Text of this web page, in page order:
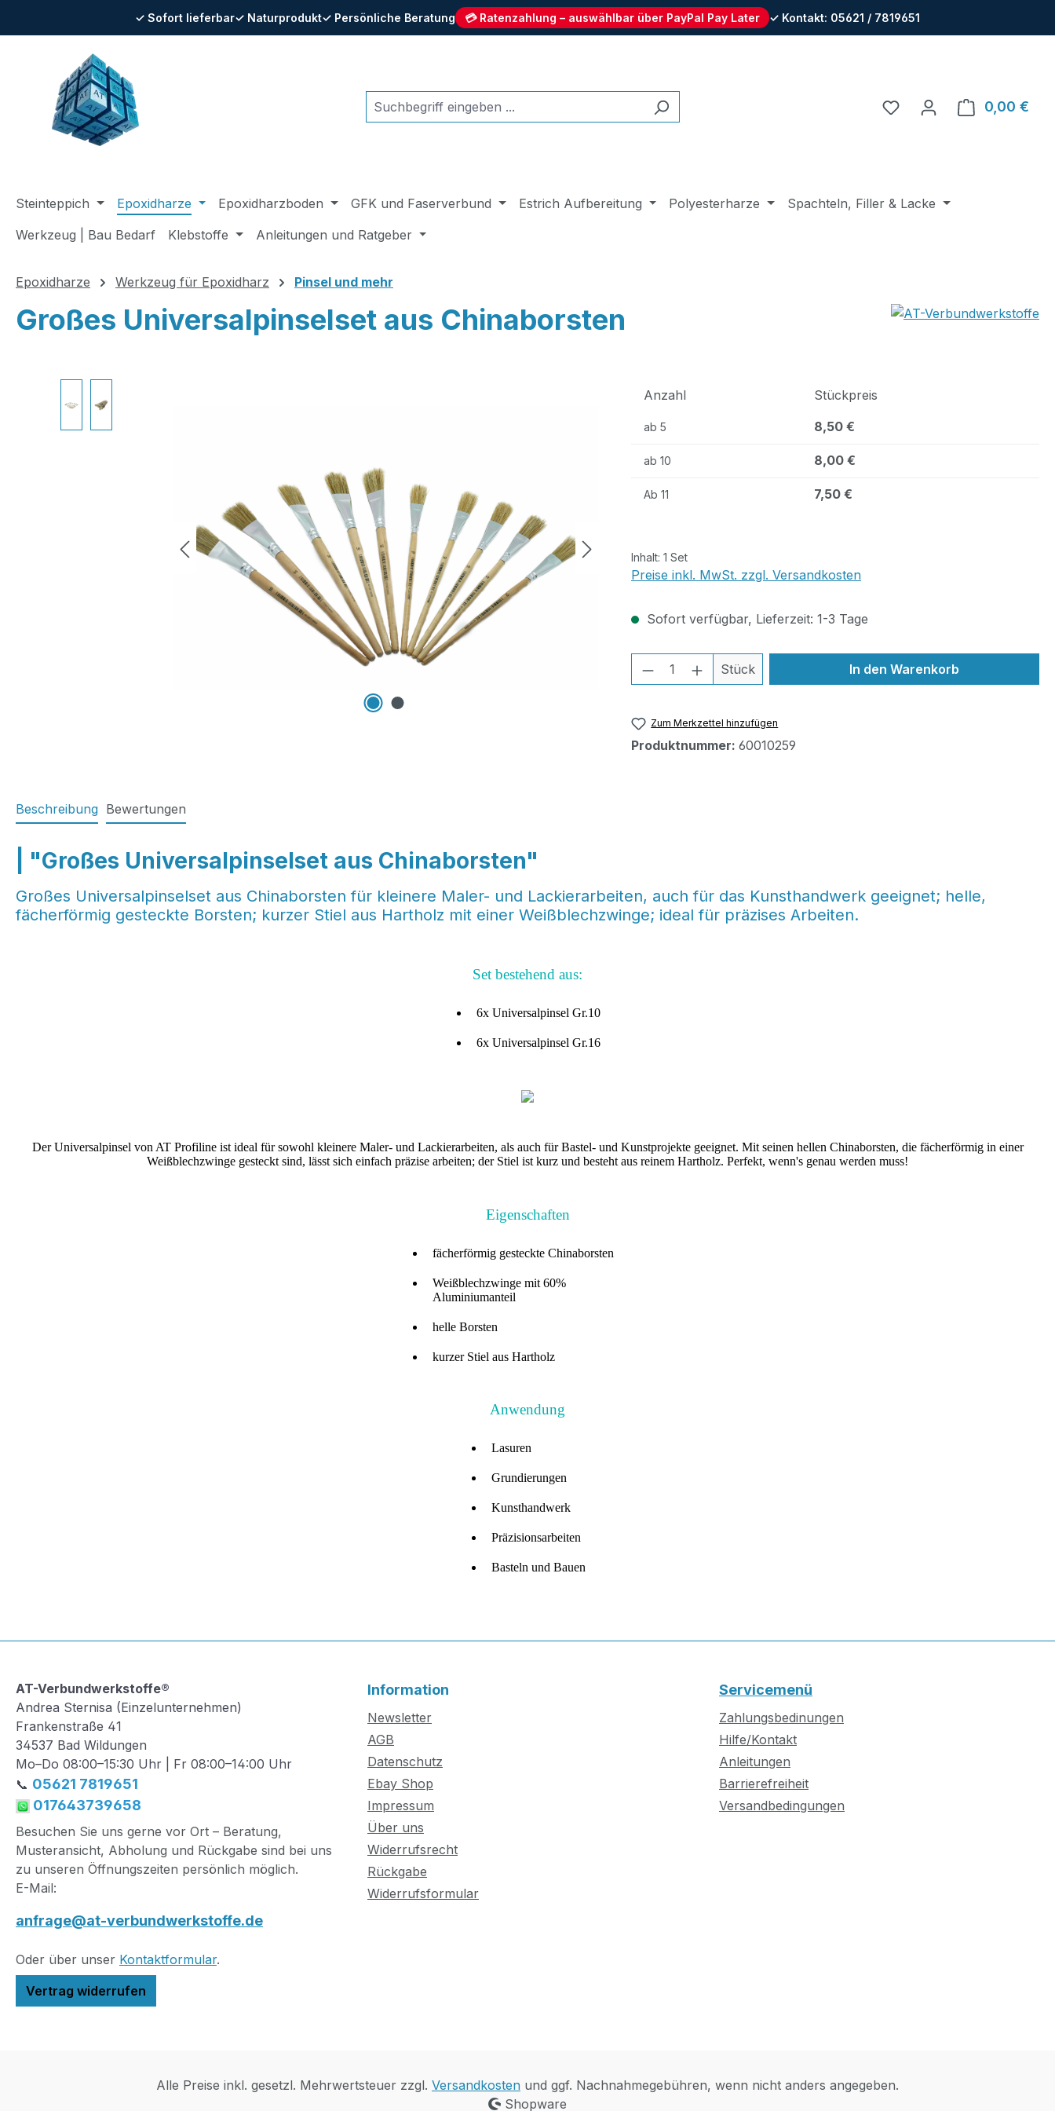
✓ Sofort lieferbar✓ Naturprodukt✓ Persönliche Beratung 💳 Ratenzahlung – auswählbar über PayPal Pay Later ✓ Kontakt: 05621 / 7819651
Hauptinhalt springen
Zur Suche springen
Zur Hauptnavigation springen
Du hast 0 Produkte auf
0,00 €
Steinteppich Epoxidharze Epoxidharzboden GFK und Faserverbund Estrich Aufbereitung Polyesterharze
Spachteln, Filler & Lacke
Werkzeug | Bau Bedarf
Klebstoffe Anleitungen und Ratgeber
Epoxidharze Werkzeug für Epoxidharz Pinsel und mehr
Großes Universalpinselset aus Chinaborsten
Anzahl
Stückpreis
ab 5 8,50 €
ab 10 8,00 €
Ab 11 7,50 €
Inhalt: 1 Set
Preise inkl. MwSt. zzgl. Versandkosten
Sofort verfügbar, Lieferzeit: 1-3 Tage
Produkt Anzahl: Gib den gewünschten Wert
Stück In den Warenkorb
Zum Merkzettel hinzufügen
Produktnummer: 60010259
Beschreibung Bewertungen
| "Großes Universalpinselset aus Chinaborsten"
Großes Universalpinselset aus Chinaborsten für kleinere Maler- und Lackierarbeiten, auch für das Kunsthandwerk geeignet; helle,
fächerförmig gesteckte Borsten; kurzer Stiel aus Hartholz mit einer Weißblechzwinge; ideal für präzises Arbeiten.
Set bestehend aus:
6x Universalpinsel Gr.10
6x Universalpinsel Gr.16
Der Universalpinsel von AT Profiline ist ideal für sowohl kleinere Maler- und Lackierarbeiten, als auch für Bastel- und Kunstprojekte geeignet. Mit seinen hellen Chinaborsten, die fächerförmig in einer
Weißblechzwinge gesteckt sind, lässt sich einfach präzise arbeiten; der Stiel ist kurz und besteht aus reinem Hartholz. Perfekt, wenn's genau werden muss!
Eigenschaften
fächerförmig gesteckte Chinaborsten
Weißblechzwinge mit 60%
Aluminiumanteil
helle Borsten
kurzer Stiel aus Hartholz
Anwendung
Lasuren
Grundierungen
Kunsthandwerk
Präzisionsarbeiten
Basteln und Bauen
AT-Verbundwerkstoffe®
Andrea Sternisa (Einzelunternehmen)
Frankenstraße 41
34537 Bad Wildungen
Mo–Do 08:00–15:30 Uhr | Fr 08:00–14:00 Uhr
📞 05621 7819651
017643739658
Besuchen Sie uns gerne vor Ort – Beratung,
Musteransicht, Abholung und Rückgabe sind bei uns
zu unseren Öffnungszeiten persönlich möglich.
E-Mail:
anfrage@at-verbundwerkstoffe.de
Oder über unser Kontaktformular.
Vertrag widerrufen
Information
Newsletter
AGB
Datenschutz
Ebay Shop
Impressum
Über uns
Widerrufsrecht
Rückgabe
Widerrufsformular
Servicemenü
Zahlungsbedinungen
Hilfe/Kontakt
Anleitungen
Barrierefreiheit
Versandbedingungen
Alle Preise inkl. gesetzl. Mehrwertsteuer zzgl. Versandkosten und ggf. Nachnahmegebühren, wenn nicht anders angegeben.
Shopware